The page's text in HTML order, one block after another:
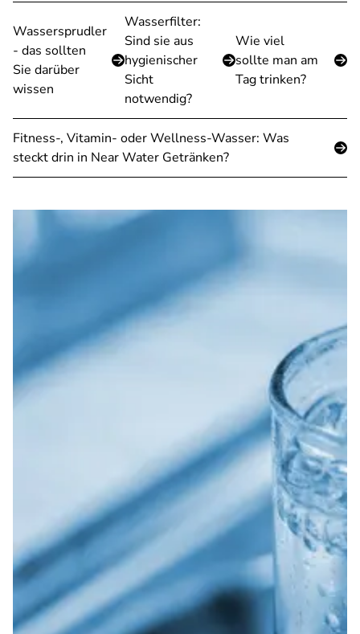
Wassersprudler
- das sollten
Sie darüber
wissen
Wasserfilter:
Sind sie aus
hygienischer
Sicht
notwendig?
Wie viel
sollte man am
Tag trinken?
Fitness-, Vitamin- oder Wellness-Wasser: Was
steckt drin in Near Water Getränken?